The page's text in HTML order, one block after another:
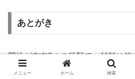
あとがき
門松が左右2つの種類で、材料に
か？
メニュー ホーム 検索